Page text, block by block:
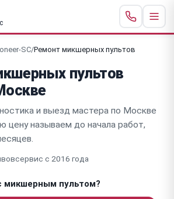
SC/Ремонт микшерных пультов
пультов
и выезд мастера по Москве
цену называем до начала работ,
сервис с 2016 года
микшерным пультом?